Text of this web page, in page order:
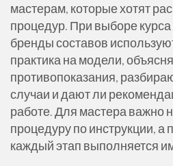
мастерам, которые хотят
процедур. При выборе курса
бренды составов
практика на модели,
противопоказания,
случаи и дают ли
работе. Для мастера важно
процедуру по инструкции, а
каждый этап выполняется